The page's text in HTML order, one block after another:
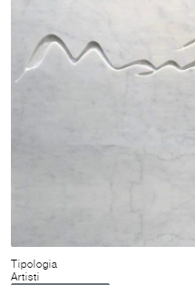
Tipologia
Artisti